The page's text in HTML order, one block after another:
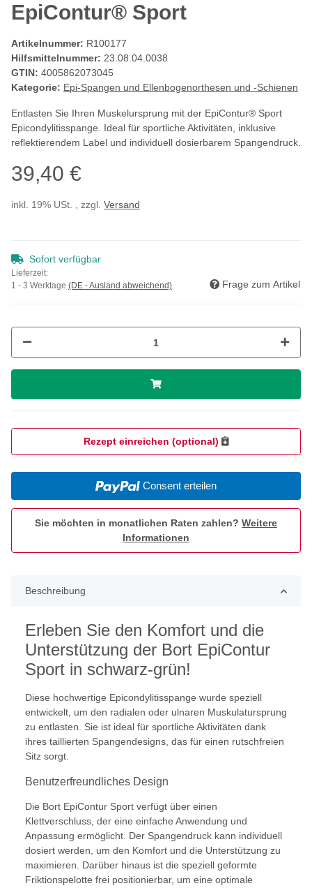
EpiContur® Sport
Artikelnummer: R100177
Hilfsmittelnummer: 23.08.04.0038
GTIN: 4005862073045
Kategorie: Epi-Spangen und Ellenbogenorthesen und -Schienen
Entlasten Sie Ihren Muskelursprung mit der EpiContur® Sport
Epicondylitisspange. Ideal für sportliche Aktivitäten, inklusive
reflektierendem Label und individuell dosierbarem Spangendruck.
39,40 €
inkl. 19% USt. , zzgl. Versand
Sofort verfügbar
Lieferzeit:
1 - 3 Werktage (DE - Ausland abweichend) Frage zum Artikel
Rezept einreichen (optional)
Consent erteilen
Sie möchten in monatlichen Raten zahlen? Weitere
Informationen
Beschreibung
Erleben Sie den Komfort und die
Unterstützung der Bort EpiContur
Sport in schwarz-grün!
Diese hochwertige Epicondylitisspange wurde speziell
entwickelt, um den radialen oder ulnaren Muskulatursprung
zu entlasten. Sie ist ideal für sportliche Aktivitäten dank
ihres taillierten Spangendesigns, das für einen rutschfreien
Sitz sorgt.
Benutzerfreundliches Design
Die Bort EpiContur Sport verfügt über einen
Klettverschluss, der eine einfache Anwendung und
Anpassung ermöglicht. Der Spangendruck kann individuell
dosiert werden, um den Komfort und die Unterstützung zu
maximieren. Darüber hinaus ist die speziell geformte
Friktionspelotte frei positionierbar, um eine optimale